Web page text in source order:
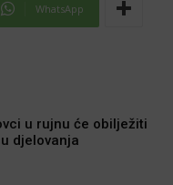
WhatsApp
u rujnu će obilježiti
djelovanja